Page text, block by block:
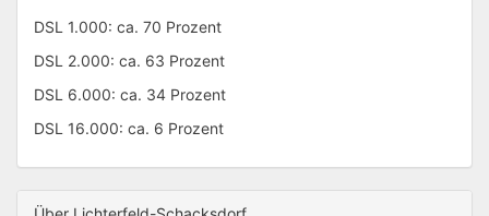
DSL 1.000: ca. 70 Prozent
DSL 2.000: ca. 63 Prozent
DSL 6.000: ca. 34 Prozent
DSL 16.000: ca. 6 Prozent